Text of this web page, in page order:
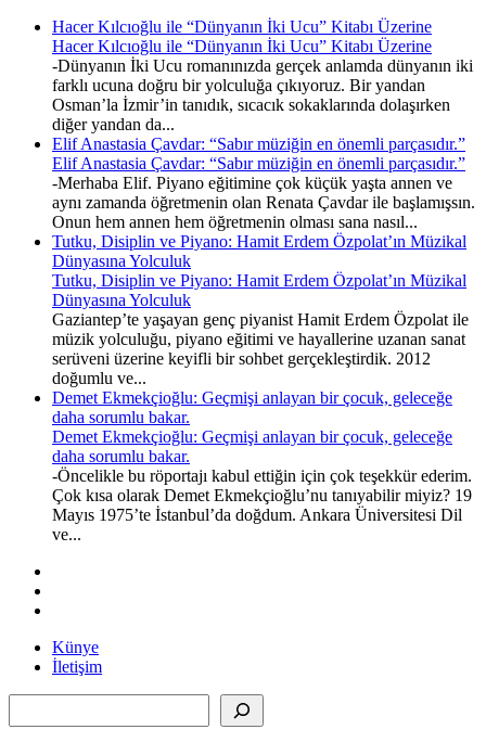
Hacer Kılcıoğlu ile “Dünyanın İki Ucu” Kitabı Üzerine
Hacer Kılcıoğlu ile “Dünyanın İki Ucu” Kitabı Üzerine
-Dünyanın İki Ucu romanınızda gerçek anlamda dünyanın iki
farklı ucuna doğru bir yolculuğa çıkıyoruz. Bir yandan
Osman’la İzmir’in tanıdık, sıcacık sokaklarında dolaşırken
diğer yandan da...
Elif Anastasia Çavdar: “Sabır müziğin en önemli parçasıdır.”
Elif Anastasia Çavdar: “Sabır müziğin en önemli parçasıdır.”
-Merhaba Elif. Piyano eğitimine çok küçük yaşta annen ve
aynı zamanda öğretmenin olan Renata Çavdar ile başlamışsın.
Onun hem annen hem öğretmenin olması sana nasıl...
Tutku, Disiplin ve Piyano: Hamit Erdem Özpolat’ın Müzikal
Dünyasına Yolculuk
Tutku, Disiplin ve Piyano: Hamit Erdem Özpolat’ın Müzikal
Dünyasına Yolculuk
Gaziantep’te yaşayan genç piyanist Hamit Erdem Özpolat ile
müzik yolculuğu, piyano eğitimi ve hayallerine uzanan sanat
serüveni üzerine keyifli bir sohbet gerçekleştirdik. 2012
doğumlu ve...
Demet Ekmekçioğlu: Geçmişi anlayan bir çocuk, geleceğe
daha sorumlu bakar.
Demet Ekmekçioğlu: Geçmişi anlayan bir çocuk, geleceğe
daha sorumlu bakar.
-Öncelikle bu röportajı kabul ettiğin için çok teşekkür ederim.
Çok kısa olarak Demet Ekmekçioğlu’nu tanıyabilir miyiz? 19
Mayıs 1975’te İstanbul’da doğdum. Ankara Üniversitesi Dil
ve...
Künye
İletişim